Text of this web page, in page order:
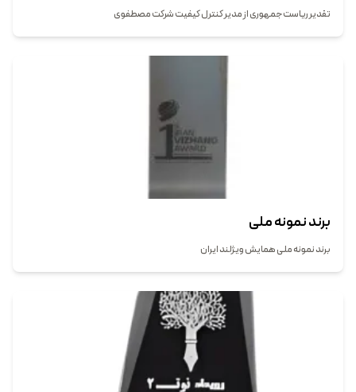
تقدیر ریاست جمهوری از مدیر کنترل کیفیت شرکت مصطفوی
برند نمونه ملی
برند نمونه ملی همایش ویژلند ایران